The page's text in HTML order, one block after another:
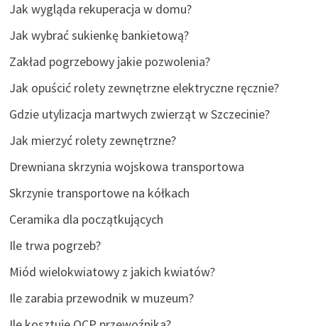
Jak wygląda rekuperacja w domu?
Jak wybrać sukienkę bankietową?
Zakład pogrzebowy jakie pozwolenia?
Jak opuścić rolety zewnętrzne elektryczne ręcznie?
Gdzie utylizacja martwych zwierząt w Szczecinie?
Jak mierzyć rolety zewnętrzne?
Drewniana skrzynia wojskowa transportowa
Skrzynie transportowe na kółkach
Ceramika dla początkujących
Ile trwa pogrzeb?
Miód wielokwiatowy z jakich kwiatów?
Ile zarabia przewodnik w muzeum?